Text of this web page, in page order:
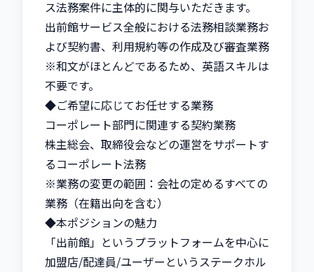
ス法務案件に主体的に関与いただきます。
出前館サービス全般における法務相談業務お
よび契約書、利用規約等の作成及び審査業務
※和文がほとんどであるため、英語スキルは
不要です。
◆ご希望に応じてお任せする業務
コーポレート部門に関連する契約業務
株主総会、取締役会などの運営をサポートす
るコーポレート法務
※業務の変更の範囲：会社の定めるすべての
業務（在籍出向を含む）
◆本ポジションの魅力
「出前館」というプラットフォームを中心に
加盟店/配達員/ユーザーというステークホル